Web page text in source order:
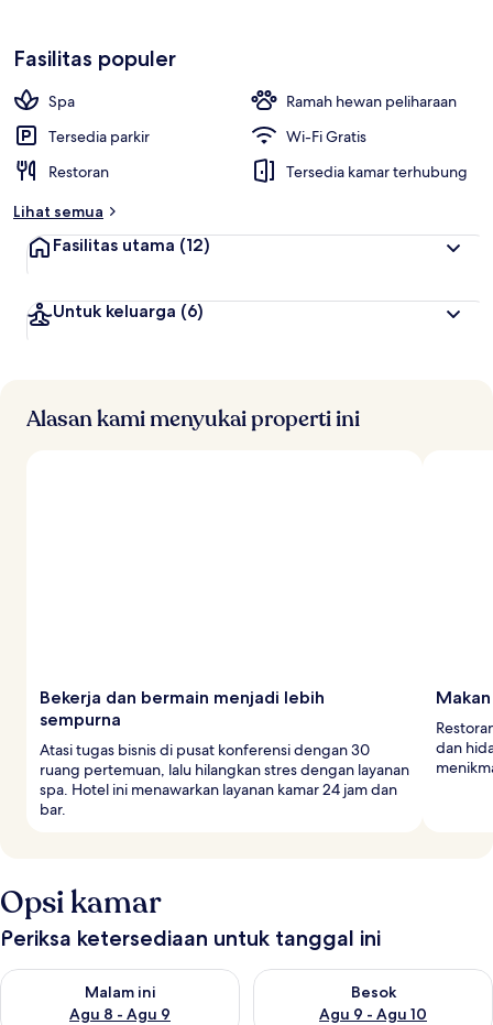
Fasilitas populer
Spa
Ramah hewan peliharaan
Tersedia parkir
Wi-Fi Gratis
Restoran
Tersedia kamar terhubung
Lihat semua
Fasilitas utama (12)
Untuk keluarga (6)
Alasan kami menyukai properti ini
Bekerja dan bermain menjadi lebih
sempurna
Atasi tugas bisnis di pusat konferensi dengan 30
ruang pertemuan, lalu hilangkan stres dengan layanan
spa. Hotel ini menawarkan layanan kamar 24 jam dan
bar.
dan
Opsi kamar
Periksa ketersediaan untuk tanggal ini
Malam ini
Agu 8 - Agu 9
Periksa ketersediaan untuk malam ini Agu 8 - Agu 9
Besok
Agu 9 - Agu 10
Periksa ketersediaan untuk